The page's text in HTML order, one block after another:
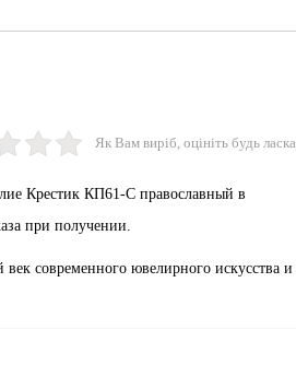
Як Вам виріб, оцініть будь ласка
Крестик КП61-С православный в
при получении.
современного ювелирного искусства и